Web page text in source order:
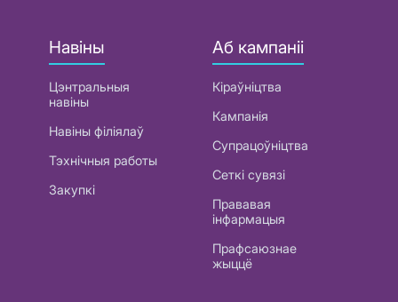
Навіны
Цэнтральныя
навіны
Навіны філіялаў
Тэхнічныя работы
Закупкі
Аб кампаніі
Кіраўніцтва
Кампанія
Супрацоўніцтва
Сеткі сувязі
Прававая
інфармацыя
Прафсаюзнае
жыццё